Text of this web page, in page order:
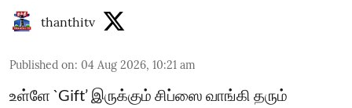
thanthitv
Published on: 04 Aug 2026, 10:21 am
உள்ளே `Gift’ இருக்கும் சிப்ஸை வாங்கி தரும்